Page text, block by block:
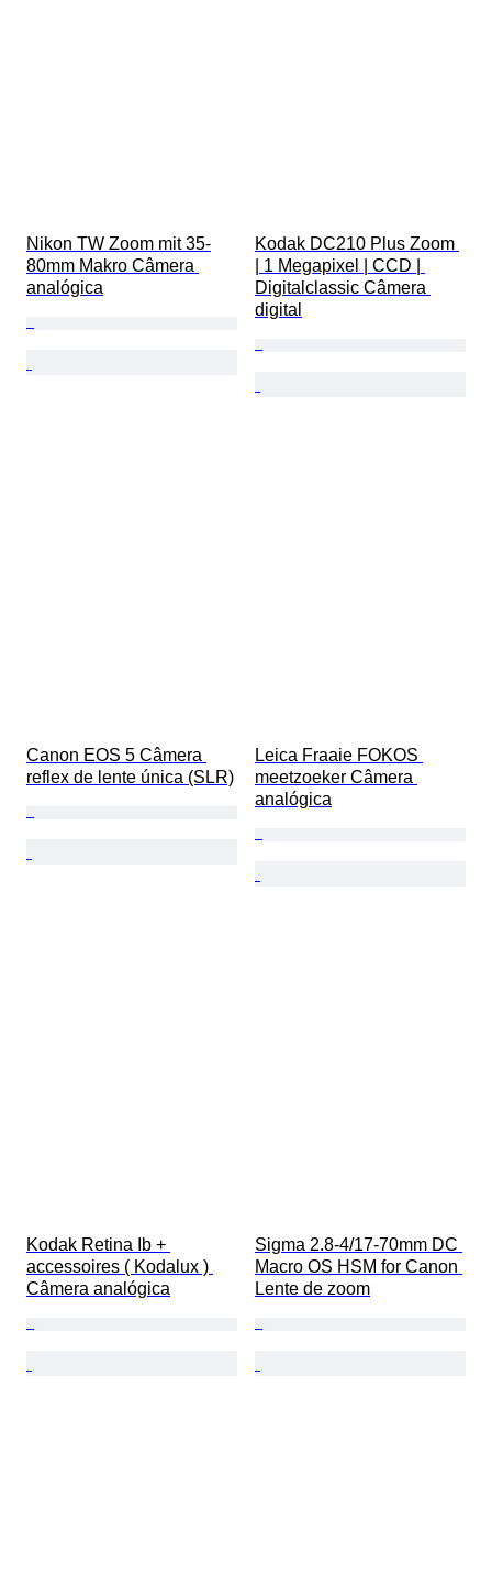
Nikon TW Zoom mit 35-
80mm Makro Câmera
analógica
Kodak DC210 Plus Zoom
| 1 Megapixel | CCD |
Digitalclassic Câmera
digital
Canon EOS 5 Câmera
reflex de lente única (SLR)
Leica Fraaie FOKOS
meetzoeker Câmera
analógica
Kodak Retina Ib +
accessoires ( Kodalux )
Câmera analógica
Sigma 2.8-4/17-70mm DC
Macro OS HSM for Canon
Lente de zoom